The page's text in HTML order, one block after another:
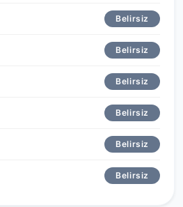
Belirsiz
Belirsiz
Belirsiz
Belirsiz
Belirsiz
Belirsiz